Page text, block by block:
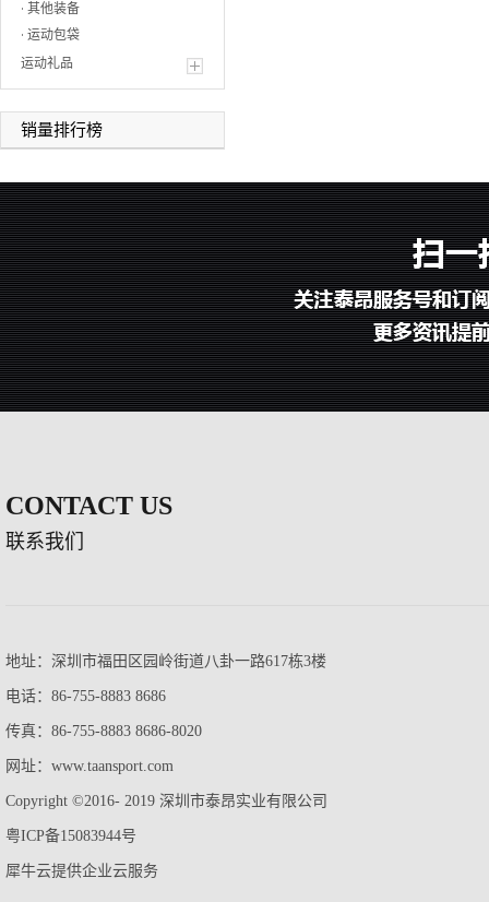
其他装备
运动包袋
运动礼品
销量排行榜
CONTACT US
联系我们
地址：深圳市福田区园岭街道八卦一路617栋3楼
电话：86-755-8883 8686
传真：86-755-8883 8686-8020
网址：www.taansport.com
Copyright ©2016- 2019 深圳市泰昂实业有限公司
粤ICP备15083944号
犀牛云提供企业云服务